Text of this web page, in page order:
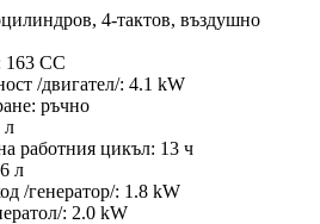
4-тактов, въздушно
163 CC
/двигател/: 4.1 kW
ръчно
л
работния цикъл: 13 ч
л
/генератор/: 1.8 kW
: 2.0 kW